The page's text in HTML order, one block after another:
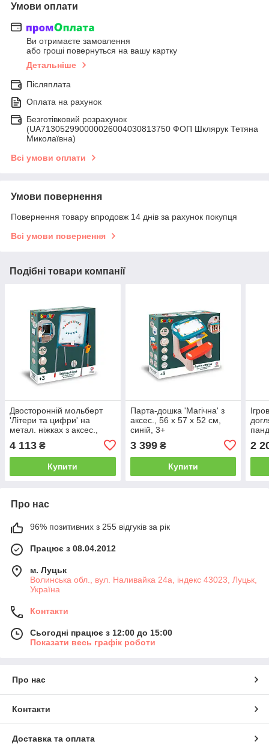
Умови оплати
Ви отримаєте замовлення
або гроші повернуться на вашу картку
Детальніше
Післяплата
Оплата на рахунок
Безготівковий розрахунок
(UA713052990000026004030813750 ФОП Шклярук Тетяна
Миколаївна)
Всі умови оплати
Умови повернення
Повернення товару впродовж 14 днів за рахунок покупця
Всі умови повернення
Подібні товари компанії
Двосторонній мольберт
'Літери та цифри' на
метал. ніжках з аксес.,
синій, 4 9х 52 х 105 см, 3+
4 113 ₴
Купити
Парта-дошка 'Магічна' з
аксес., 56 х 57 х 52 см,
синій, 3+
3 399₴
Купити
2
Про нас
96% позитивних з 255 відгуків за рік
Працює з 08.04.2012
м. Луцьк
Волинська обл., вул. Наливайка 24а, індекс 43023, Луцьк,
Україна
Контакти
Сьогодні працює з 12:00 до 15:00
Показати весь графік роботи
Про нас
Контакти
Доставка та оплата